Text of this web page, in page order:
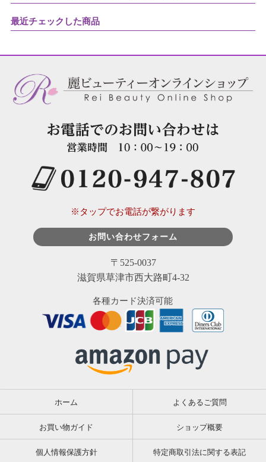
最近チェックした商品
※タップでお電話が繋がります
お問い合わせフォーム
〒525-0037
滋賀県草津市西大路町4-32
各種カード決済可能
ホーム よくあるご質問
お買い物ガイド ショップ概要
個人情報保護方針 特定商取引法に関する表記